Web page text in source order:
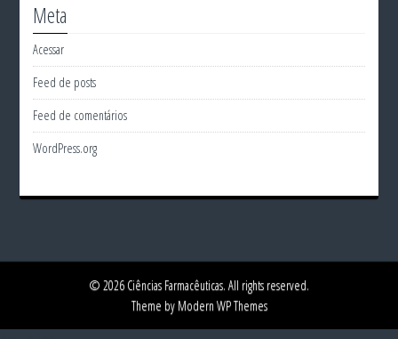
Meta
Acessar
Feed de posts
Feed de comentários
WordPress.org
© 2026 Ciências Farmacêuticas. All rights reserved.
Theme by Modern WP Themes